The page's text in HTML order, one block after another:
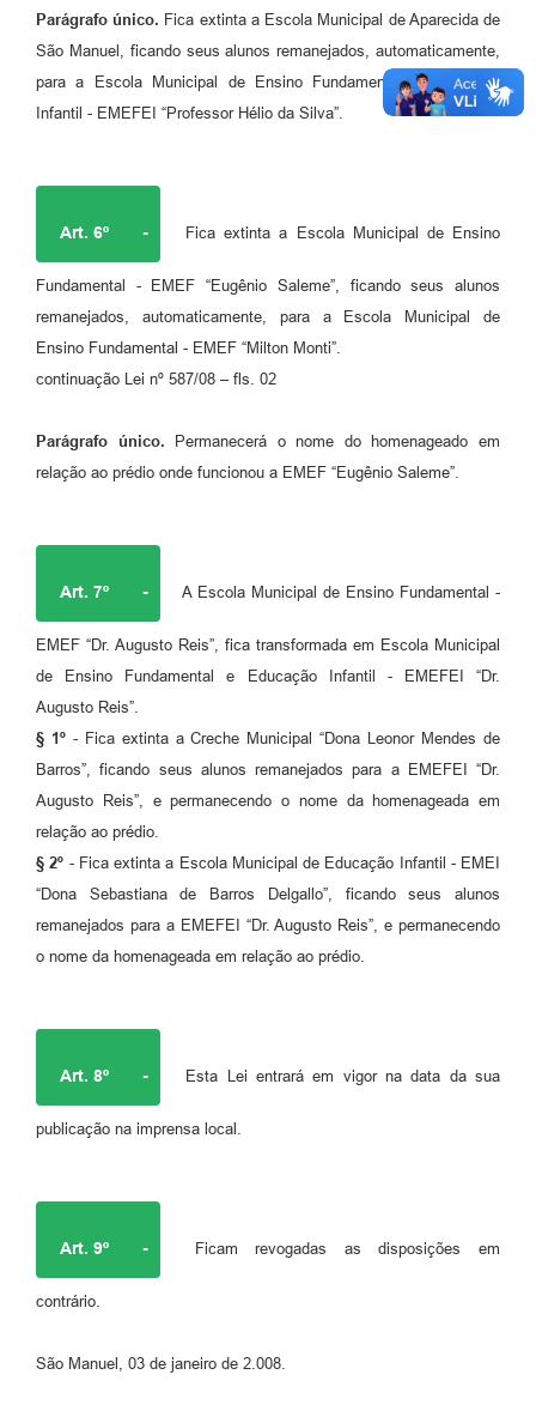
Parágrafo único. Fica extinta a Escola Municipal de Aparecida de
São Manuel, ficando seus alunos remanejados, automaticamente,
para a Escola Municipal de Ensino Fundamental e Educação
Infantil - EMEFEI “Professor Hélio da Silva”.
Art. 6º - Fica extinta a Escola Municipal de Ensino
Fundamental - EMEF “Eugênio Saleme”, ficando seus alunos
remanejados, automaticamente, para a Escola Municipal de
Ensino Fundamental - EMEF “Milton Monti”.
continuação Lei nº 587/08 – fls. 02
Parágrafo único. Permanecerá o nome do homenageado em
relação ao prédio onde funcionou a EMEF “Eugênio Saleme”.
Art. 7º - A Escola Municipal de Ensino Fundamental -
EMEF “Dr. Augusto Reis”, fica transformada em Escola Municipal
de Ensino Fundamental e Educação Infantil - EMEFEI “Dr.
Augusto Reis”.
§ 1º- Fica extinta a Creche Municipal “Dona Leonor Mendes de
Barros”, ficando seus alunos remanejados para a EMEFEI “Dr.
Augusto Reis”, e permanecendo o nome da homenageada em
relação ao prédio.
§ 2º - Fica extinta a Escola Municipal de Educação Infantil - EMEI
“Dona Sebastiana de Barros Delgallo”, ficando seus alunos
remanejados para a EMEFEI “Dr. Augusto Reis”, e permanecendo
o nome da homenageada em relação ao prédio.
Art. 8º - Esta Lei entrará em vigor na data da sua
publicação na imprensa local.
Art. 9º - Ficam revogadas as disposições em
contrário.
São Manuel, 03 de janeiro de 2.008.